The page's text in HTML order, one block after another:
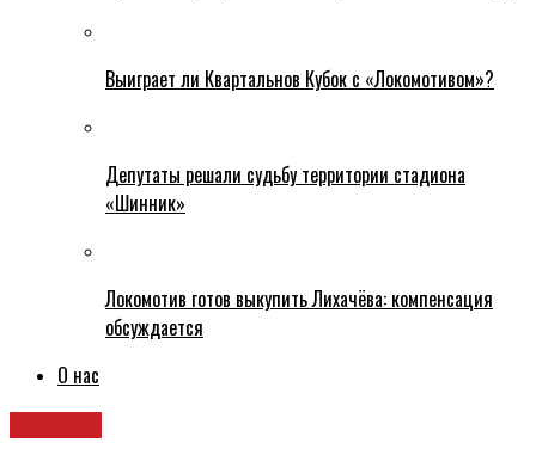
Выиграет ли Квартальнов Кубок с «Локомотивом»?
Депутаты решали судьбу территории стадиона
«Шинник»
Локомотив готов выкупить Лихачёва: компенсация
обсуждается
О нас